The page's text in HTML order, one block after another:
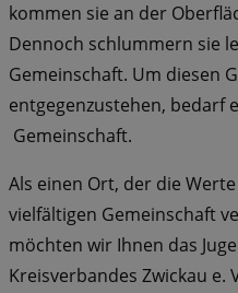
kommen sie an der
Dennoch schlummern sie
Gemein­schaft. Um diesen
entgegenzustehen, bedarf
Gemeinschaft.
Als einen Ort, der die
vielfältigen Gemeinschaft
möchten wir Ihnen das
Kreis­verbandes Zwickau